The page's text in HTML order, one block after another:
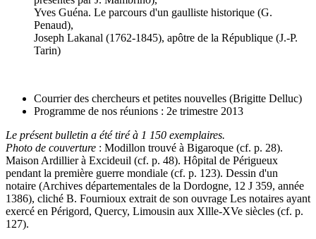
Yves Guéna. Le parcours d'un gaulliste historique (G.
Penaud),
Joseph Lakanal (1762-1845), apôtre de la République (J.-P.
Tarin)
Courrier des chercheurs et petites nouvelles (Brigitte Delluc)
Programme de nos réunions : 2e trimestre 2013
Le présent bulletin a été tiré à 1 150 exemplaires.
Photo de couverture : Modillon trouvé à Bigaroque (cf. p. 28).
Maison Ardillier à Excideuil (cf. p. 48). Hôpital de Périgueux
pendant la première guerre mondiale (cf. p. 123). Dessin d'un
notaire (Archives départementales de la Dordogne, 12 J 359, année
1386), cliché B. Fournioux extrait de son ouvrage Les notaires ayant
exercé en Périgord, Quercy, Limousin aux Xllle-XVe siècles (cf. p.
127).